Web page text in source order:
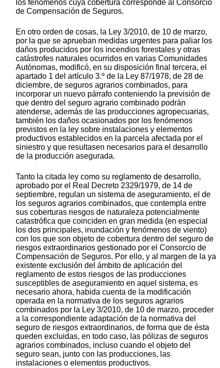
los fenómenos cuya cobertura corresponde al Consorcio
de Compensación de Seguros.
En otro orden de cosas, la Ley 3/2010, de 10 de marzo,
por la que se aprueban medidas urgentes para paliar los
daños producidos por los incendios forestales y otras
catástrofes naturales ocurridos en varias Comunidades
Autónomas, modificó, en su disposición final tercera, el
apartado 1 del artículo 3.º de la Ley 87/1978, de 28 de
diciembre, de seguros agrarios combinados, para
incorporar un nuevo párrafo conteniendo la previsión de
que dentro del seguro agrario combinado podrán
atenderse, además de las producciones agropecuarias,
también los daños ocasionados por los fenómenos
previstos en la ley sobre instalaciones y elementos
productivos establecidos en la parcela afectada por el
siniestro y que resultasen necesarios para el desarrollo
de la producción asegurada.
Tanto la citada ley como su reglamento de desarrollo,
aprobado por el Real Decreto 2329/1979, de 14 de
septiembre, regulan un sistema de aseguramiento, el de
los seguros agrarios combinados, que contempla entre
sus coberturas riesgos de naturaleza potencialmente
catastrófica que coinciden en gran medida (en especial
los dos principales, inundación y fenómenos de viento)
con los que son objeto de cobertura dentro del seguro de
riesgos extraordinarios gestionado por el Consorcio de
Compensación de Seguros. Por ello, y al margen de la ya
existente exclusión del ámbito de aplicación del
reglamento de estos riesgos de las producciones
susceptibles de aseguramiento en aquel sistema, es
necesario ahora, habida cuenta de la modificación
operada en la normativa de los seguros agrarios
combinados por la Ley 3/2010, de 10 de marzo, proceder
a la correspondiente adaptación de la normativa del
seguro de riesgos extraordinarios, de forma que de ésta
queden excluidas, en todo caso, las pólizas de seguros
agrarios combinados, incluso cuando el objeto del
seguro sean, junto con las producciones, las
instalaciones o elementos productivos.